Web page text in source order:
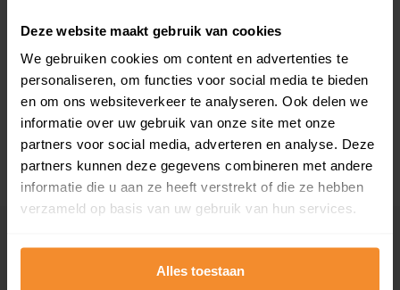
Deze website maakt gebruik van cookies
We gebruiken cookies om content en advertenties te
personaliseren, om functies voor social media te bieden
en om ons websiteverkeer te analyseren. Ook delen we
informatie over uw gebruik van onze site met onze
partners voor social media, adverteren en analyse. Deze
partners kunnen deze gegevens combineren met andere
informatie die u aan ze heeft verstrekt of die ze hebben
verzameld op basis van uw gebruik van hun services.
Alles toestaan
T/m 1945
1946 - 1980
0%
1981 - 2007
10%
2008 of later
10%
Inwoners